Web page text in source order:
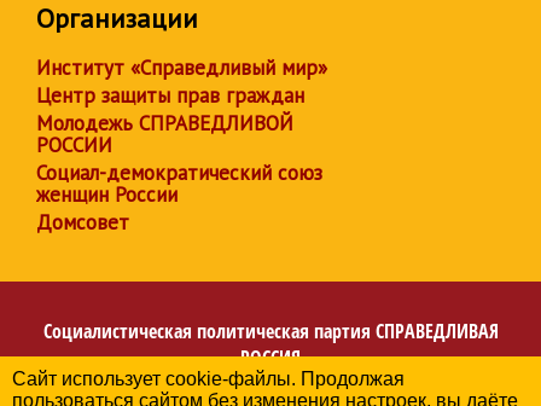
Организации
Институт «Справедливый мир»
Центр защиты прав граждан
Молодежь СПРАВЕДЛИВОЙ
РОССИИ
Социал-демократический союз
женщин России
Домсовет
Социалистическая политическая партия СПРАВЕДЛИВАЯ
РОССИЯ
Региональное отделение партии в Калининградской
Сайт использует cookie-файлы. Продолжая
пользоваться сайтом без изменения настроек, вы даёте